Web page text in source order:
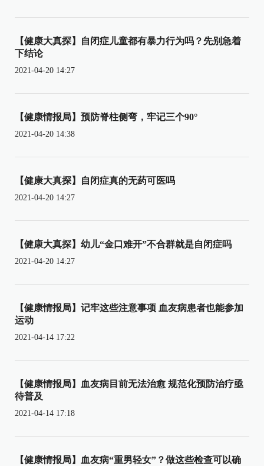
【健康大真探】自闭症儿童都有暴力行为吗？先别急着
下结论
2021-04-20 14:27
【健康情报局】预防脊柱侧弯，牢记三个90°
2021-04-20 14:38
【健康大真探】自闭症真的无药可医吗
2021-04-20 14:27
【健康大真探】幼儿“金口难开”不合群就是自闭症吗
2021-04-20 14:27
【健康情报局】记牢这些注意事项 血友病患者也能参加
运动
2021-04-14 17:22
【健康情报局】血友病目前无法治愈 规范化预防治疗亟
待普及
2021-04-14 17:18
【健康情报局】血友病“重男轻女”？做这些检查可以确